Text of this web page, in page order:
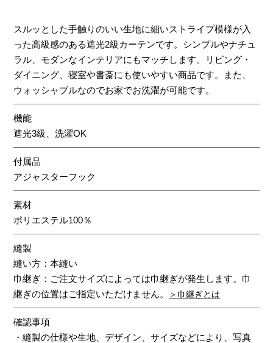
スルッとした手触りのいい生地に細いストライプ模様が入
った高級感のある遮光2級カーテンです。シンプルやナチュ
ラル、モダンなインテリアにもマッチします。リビング・
ダイニング、寝室や書斎にも使いやすい商品です。また、
ウォッシャブルなのでお家でお洗濯が可能です。
機能
遮光3級、洗濯OK
付属品
アジャスターフック
素材
ポリエステル100％
縫製
縫い方：本縫い
巾継ぎ：ご注文サイズによっては巾継ぎが発生します。巾
継ぎの位置はご指定いただけません。
＞巾継ぎとは
確認事項
・縫製の仕様や生地、デザイン、サイズなどにより、写真